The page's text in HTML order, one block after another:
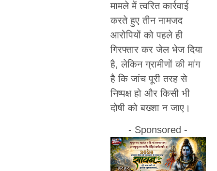
मामले में त्वरित कार्रवाई
करते हुए तीन नामजद
आरोपियों को पहले ही
गिरफ्तार कर जेल भेज दिया
है, लेकिन ग्रामीणों की मांग
है कि जांच पूरी तरह से
निष्पक्ष हो और किसी भी
दोषी को बख्शा न जाए।
- Sponsored -